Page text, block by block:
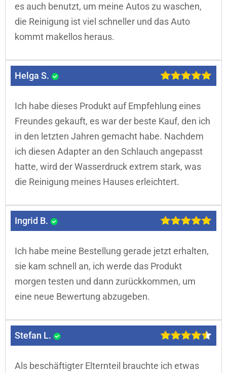
es auch benutzt, um meine Autos zu waschen,
die Reinigung ist viel schneller und das Auto
kommt makellos heraus.
Helga S.
Ich habe dieses Produkt auf Empfehlung eines
Freundes gekauft, es war der beste Kauf, den ich
in den letzten Jahren gemacht habe. Nachdem
ich diesen Adapter an den Schlauch angepasst
hatte, wird der Wasserdruck extrem stark, was
die Reinigung meines Hauses erleichtert.
Ingrid B.
Ich habe meine Bestellung gerade jetzt erhalten,
sie kam schnell an, ich werde das Produkt
morgen testen und dann zurückkommen, um
eine neue Bewertung abzugeben.
Stefan L.
Als beschäftigter Elternteil brauchte ich etwas